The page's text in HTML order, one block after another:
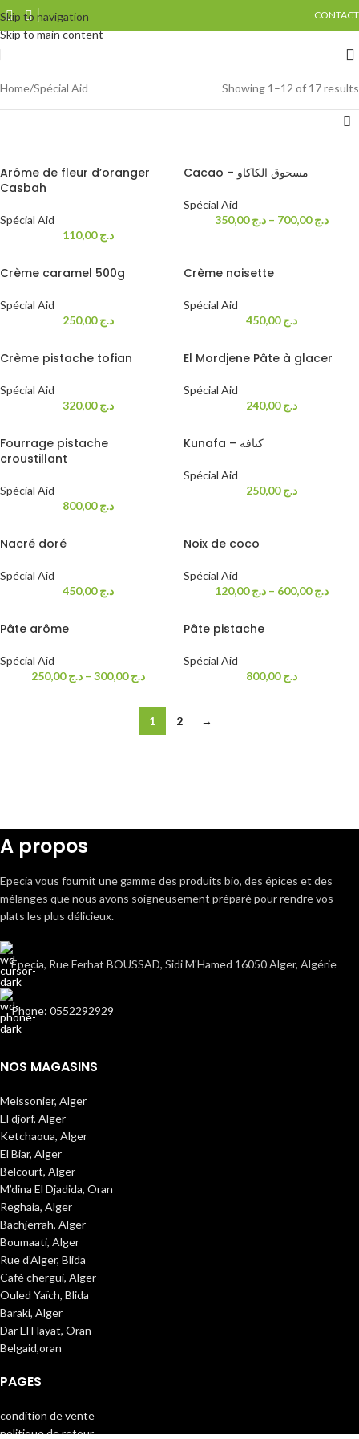
Skip to navigation
Skip to main content
CONTACT
Home Spécial Aid Showing 1–12 of 17 results
Arôme de fleur d’oranger
Casbah
Spécial Aid
د.ج110,00
Cacao – مسحوق الكاكاو
Spécial Aid
د.ج350,00 – د.ج700,00
Crème caramel 500g
Spécial Aid
د.ج250,00
Crème noisette
Spécial Aid
د.ج450,00
Crème pistache tofian
Spécial Aid
د.ج320,00
El Mordjene Pâte à glacer
Spécial Aid
د.ج240,00
Fourrage pistache
croustillant
Spécial Aid
د.ج800,00
Kunafa – كنافة
Spécial Aid
د.ج250,00
Nacré doré
Spécial Aid
د.ج450,00
Noix de coco
Spécial Aid
د.ج120,00 – د.ج600,00
Pâte arôme
Spécial Aid
د.ج250,00 – د.ج300,00
Pâte pistache
Spécial Aid
د.ج800,00
1 2 →
A propos
Epecia vous fournit une gamme des produits bio, des épices et des
mélanges que nous avons soigneusement préparé pour rendre vos
plats les plus délicieux.
Epecia, Rue Ferhat BOUSSAD, Sidi M'Hamed 16050 Alger, Algérie
Phone: 0552292929
NOS MAGASINS
Meissonier, Alger
El djorf, Alger
Ketchaoua, Alger
El Biar, Alger
Belcourt, Alger
M’dina El Djadida, Oran
Reghaia, Alger
Bachjerrah, Alger
Boumaati, Alger
Rue d’Alger, Blida
Café chergui, Alger
Ouled Yaïch, Blida
Baraki, Alger
Dar El Hayat, Oran
Belgaid,oran
PAGES
condition de vente
politique de retour